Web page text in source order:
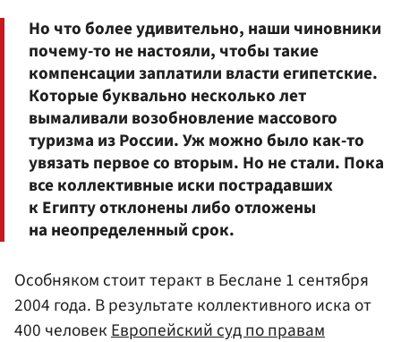
Но что более удивительно, наши чиновники
почему-то не настояли, чтобы такие
компенсации заплатили власти египетские.
Которые буквально несколько лет
вымаливали возобновление массового
туризма из России. Уж можно было как-то
увязать первое со вторым. Но не стали. Пока
все коллективные иски пострадавших
к Египту отклонены либо отложены
на неопределенный срок.
Особняком стоит теракт в Беслане 1 сентября
2004 года. В результате коллективного иска от
400 человекЕвропейский суд по правам